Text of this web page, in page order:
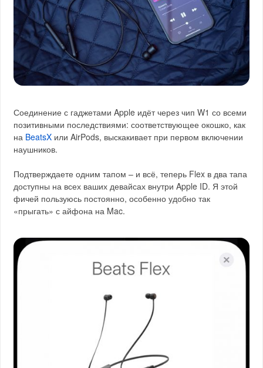
Соединение с гаджетами Apple идёт через чип W1 со всеми
позитивными последствиями: соответствующее окошко, как
на BeatsX или AirPods, выскакивает при первом включении
наушников.
Подтверждаете одним тапом – и всё, теперь Flex в два тапа
доступны на всех ваших девайсах внутри Apple ID. Я этой
фичей пользуюсь постоянно, особенно удобно так
«прыгать» с айфона на Mac.